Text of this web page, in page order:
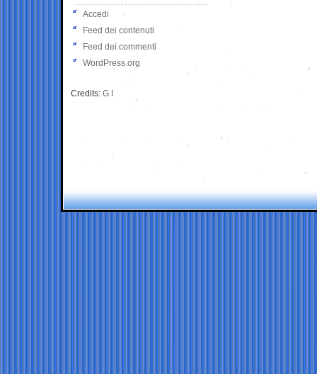
Accedi
Feed dei contenuti
Feed dei commenti
WordPress.org
Credits: G.I